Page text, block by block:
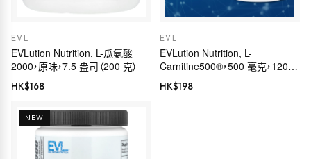
EVL
EVLution Nutrition, L-瓜氨酸
2000，原味，7.5 盎司（200 克）
HK$168
EVL
EVLution Nutrition, L-
Carnitine500®，500 毫克，120
粒膠囊
HK$198
NEW